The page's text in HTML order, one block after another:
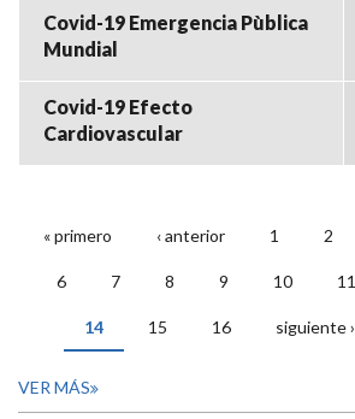
Covid-19 Emergencia Pùblica
Mundial
Covid-19 Efecto
Cardiovascular
PÁGINAS
« primero ‹ anterior 1 2
6 7 8 9 10 11
14 15 16 siguiente ›
VER MÁS